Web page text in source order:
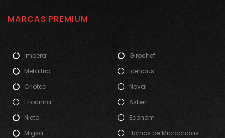
MARCAS PREMIUM
Imbera
Metalfrio
Criotec
Friocima
Nieto
Migsa
Girochef
Icehaus
Noval
Asber
Econom
Hornos de Microondas